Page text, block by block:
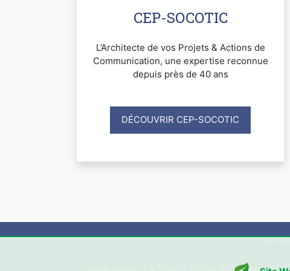
CEP-SOCOTIC
L’Architecte de vos Projets & Actions de
Communication, une expertise reconnue
depuis près de 40 ans
DÉCOUVRIR CEP-SOCOTIC
CEP-
Siège social : La Tour St Pierre TGV, Place